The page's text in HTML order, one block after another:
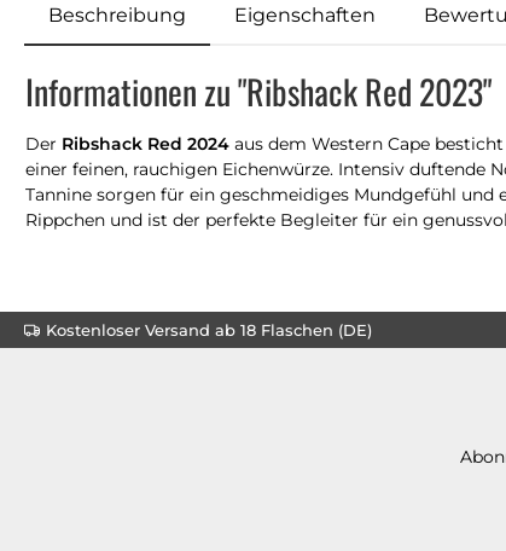
Beschreibung Eigenschaften
Informationen zu "Ribshack Red 2023"
Der Ribshack Red 2024 aus dem Western Cape
einer feinen, rauchigen Eichenwürze. Intensiv duftende
Tannine sorgen für ein geschmeidiges Mundgefühl
Rippchen und ist der perfekte Begleiter für ein
Kostenloser Versand ab 18 Flaschen (DE)